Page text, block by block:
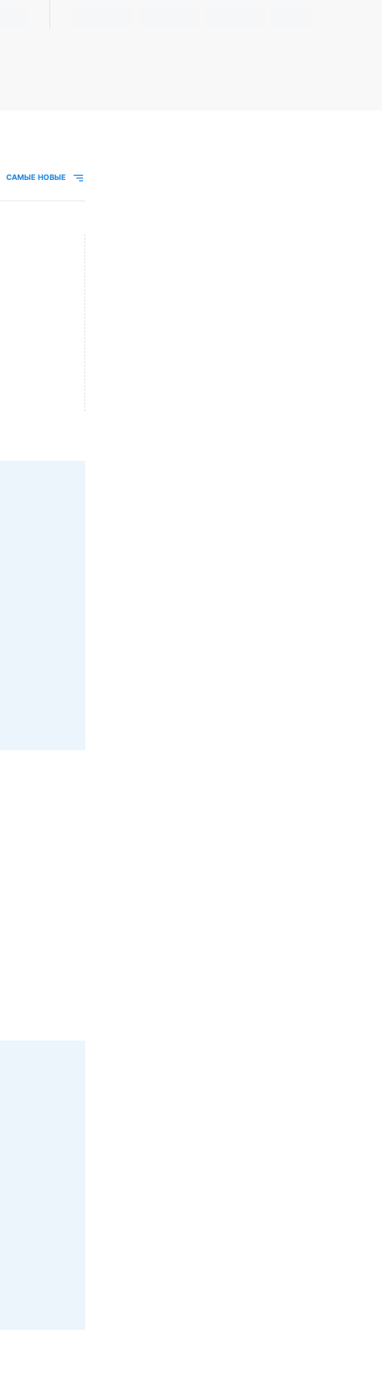
САМЫЕ НОВЫЕ